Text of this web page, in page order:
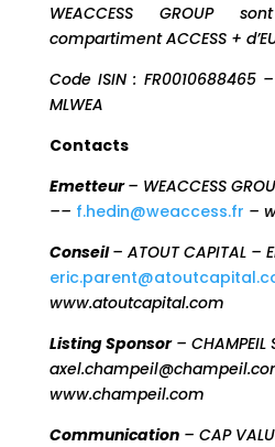
WEACCESS GROUP
compartiment ACCESS +
Code ISIN : FR0010688465
MLWEA
Contacts
Emetteur– WEACCESS
–– f.hedin@weaccess.fr –
Conseil– ATOUT CAPITAL –
www.atoutcapital.com
Listing Sponsor– CHAMPEIL
www.champeil.com
Communication– CAP